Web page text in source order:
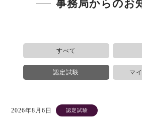
事務局からのお
すべて
認定試験 マ
2026年8月6日 認定試験